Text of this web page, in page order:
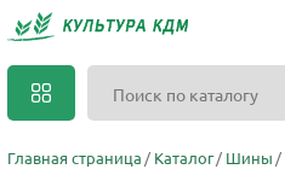
Главная страница Каталог Шины